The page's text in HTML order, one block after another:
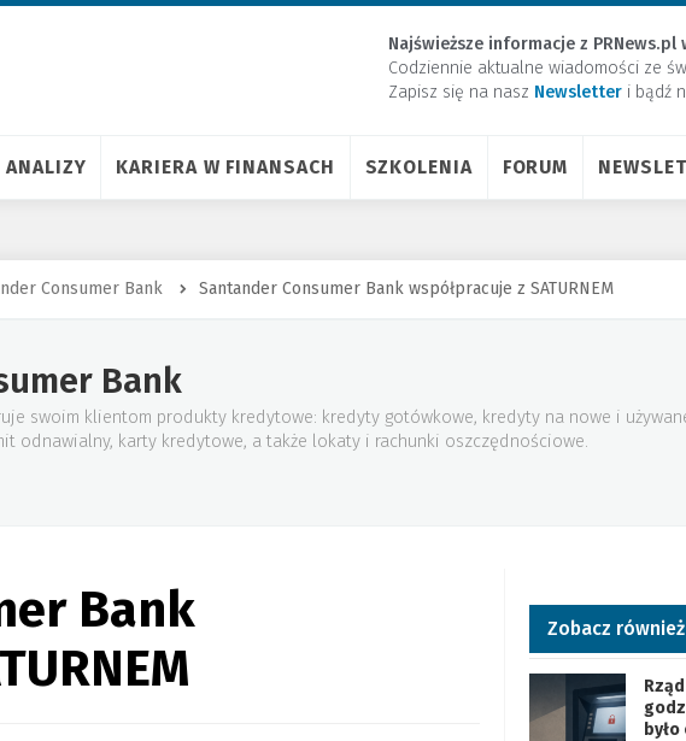
Najświeższe informacje z PRNews.pl
Codziennie aktualne wiadomości ze
Zapisz się na nasz Newsletter ​i bądź
ANALIZY KARIERA W FINANSACH SZKOLENIA FORUM
Consumer Bank Santander Consumer Bank współpracuje z SATURNEM
Bank
swoim klientom produkty kredytowe: kredyty gotówkowe, kredyty na nowe i
odnawialny, karty kredytowe, a także lokaty i rachunki oszczędnościowe.
Bank
Zobacz również